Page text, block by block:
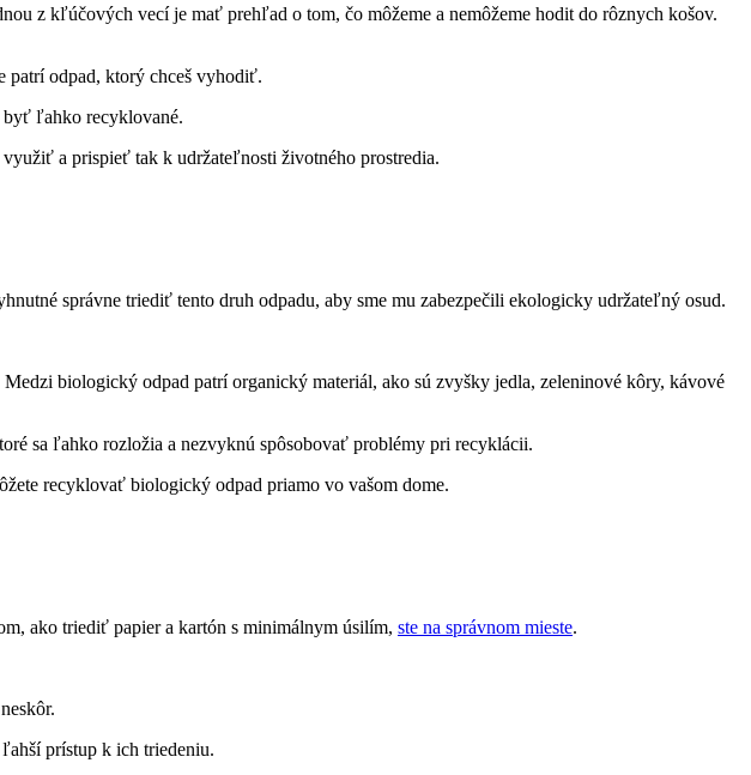
z kľúčových vecí je mať prehľad o tom, čo môžeme a nemôžeme hodit do rôznych košov.
patrí odpad, ktorý chceš vyhodiť.
byť ľahko recyklované.
a prispieť tak k udržateľnosti životného prostredia.
správne triediť tento druh odpadu, aby sme mu zabezpečili ekologicky udržateľný osud.
biologický odpad patrí organický materiál, ako sú zvyšky jedla, zeleninové kôry, kávové
sa ľahko rozložia a nezvyknú spôsobovať problémy pri recyklácii.
recyklovať biologický odpad priamo vo vašom dome.
ako triediť papier a kartón s minimálnym úsilím, ste na správnom mieste.
prístup k ich triedeniu.